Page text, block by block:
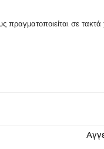
πραγματοποιείται σε